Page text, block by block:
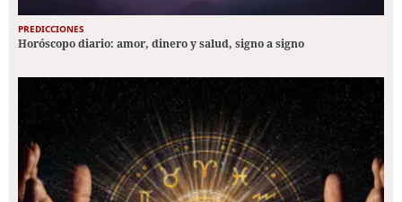
PREDICCIONES
Horóscopo diario: amor, dinero y salud, signo a signo